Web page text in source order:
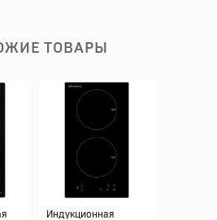
ТОВАРЫ
Индукционная